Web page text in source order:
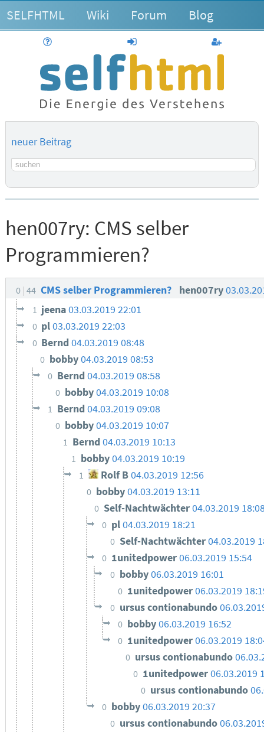
SELFHTML Wiki Forum Blog
anmelden
neuer Beitrag
Suchbegriff
hen007ry: CMS selber
Programmieren?
0 44 CMS selber Programmieren? hen007ry
1 jeena03.03.2019 22:01
0 pl03.03.2019 22:03
0 Bernd04.03.2019 08:48
0 bobby04.03.2019 08:53
0 Bernd 04.03.2019 08:58
0 bobby04.03.2019 10:08
1 Bernd 04.03.2019 09:08
0 bobby04.03.2019 10:07
1 Bernd04.03.2019 10:13
1 bobby04.03.2019 10:19
1 Rolf B04.03.2019 12:56
0 bobby04.03.2019 13:11
0 Self-Nachtwächter04.03.2019
0 pl04.03.2019 18:21
0 Self-Nachtwächter04.03.2019
0 1unitedpower06.03.2019 15:54
0 bobby06.03.2019 16:01
0 1unitedpower06.03.2019
0 ursus contionabundo
0 bobby06.03.2019 16:52
0 1unitedpower06.03.2019
0 ursus contionabundo
0 1unitedpower06.03.2019
0 ursus contionabundo
0 bobby06.03.2019 20:37
0 ursus contionabundo